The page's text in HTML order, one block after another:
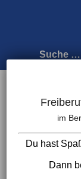
Primy/
Shadow,
im
Du hast
Dann